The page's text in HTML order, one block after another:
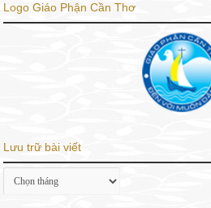
Logo Giáo Phận Cần Thơ
Lưu trữ bài viết
Lưu
trữ